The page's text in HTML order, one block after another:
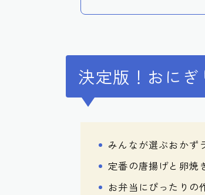
決定版！おに
みんなが選ぶおかず
定番の唐揚げと卵焼
お弁当にぴったりの